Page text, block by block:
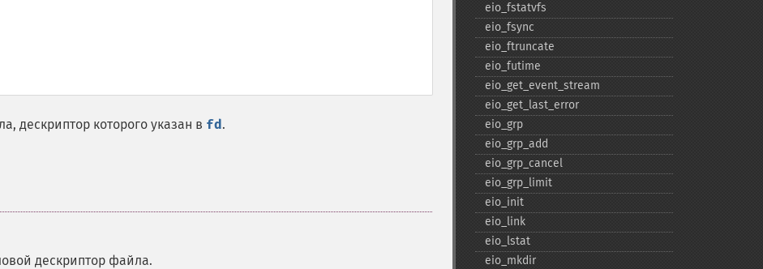
дескриптор которого указан в fd.
дескриптор файла.
eio_​fstatvfs
eio_​fsync
eio_​ftruncate
eio_​futime
eio_​get_​event_​stream
eio_​get_​last_​error
eio_​grp
eio_​grp_​add
eio_​grp_​cancel
eio_​grp_​limit
eio_​init
eio_​link
eio_​lstat
eio_​mkdir